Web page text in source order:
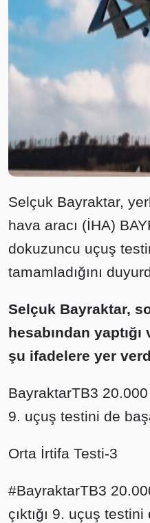
Selçuk Bayraktar,
hava aracı (İHA)
dokuzuncu uçuş
tamamladığını
Selçuk Bayraktar,
hesabından
şu ifadelere yer
BayraktarTB3 20.000
9. uçuş testini de
Orta İrtifa Testi-3
#BayraktarTB3
çıktığı 9. uçuş